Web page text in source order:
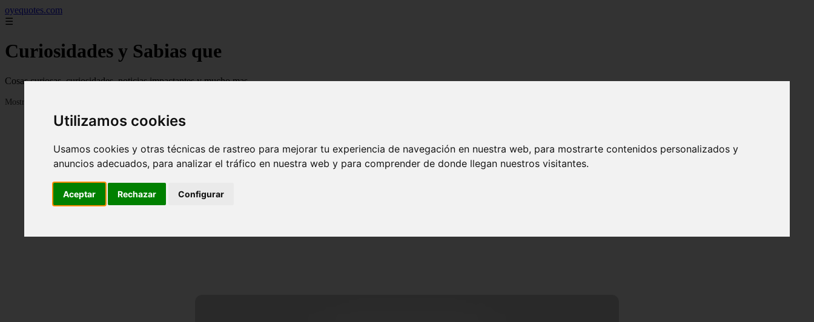
Utilizamos cookies
Usamos cookies y otras técnicas de rastreo para mejorar tu experiencia de navegación en nuestra web, para mostrarte contenidos personalizados y
anuncios adecuados, para analizar el tráfico en nuestra web y para comprender de donde llegan nuestros visitantes.
Aceptar Rechazar Configurar
oyequotes.com
☰
Curiosidades y Sabias que
Cosas curiosas, curiosidades, noticias impactantes y mucho mas
Mostrando 1 - 24 de 2834 artículos